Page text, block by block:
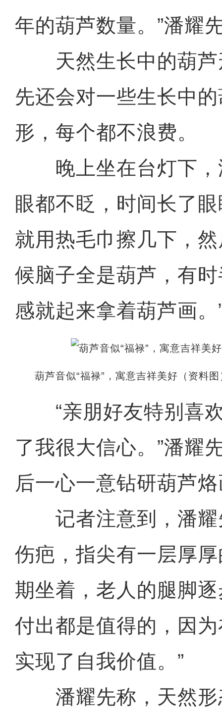
年的葫芦数量。”潘耀
天然生长中的葫芦
先还会对一些生长中
形，每个都不浪费。
晚上坐在台灯下，
眼都不眨，时间长了
就用热毛巾擦几下，
候脑子全是葫芦，有
感就起来拿着葫芦画。
葫芦音似“福禄”，寓意吉祥美好（资料
“亲朋好友特别喜欢
了我很大信心。”潘耀
后一心一意钻研葫芦
记者注意到，潘耀
伤疤，指尖有一层厚
期坐着，老人的腿脚
付出都是值得的，因
实现了自我价值。”
潘耀先称，天然形